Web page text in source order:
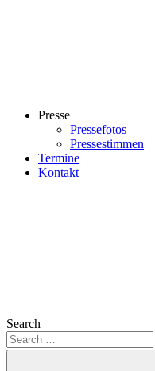
Presse
Pressefotos
Pressestimmen
Termine
Kontakt
Search